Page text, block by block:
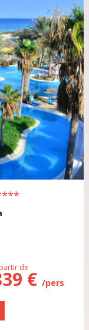
de €/pers
end